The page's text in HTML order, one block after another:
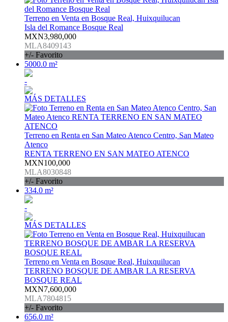
Terreno en Venta en Bosque Real, Huixquilucan
Isla del Romance Bosque Real
MXN3,980,000
MLA8409143
+/- Favorito
5000.0 m²
-
MÁS DETALLES
Terreno en Renta en San Mateo Atenco Centro, San Mateo
Atenco
RENTA TERRENO EN SAN MATEO ATENCO
MXN100,000
MLA8030848
+/- Favorito
334.0 m²
-
MÁS DETALLES
Terreno en Venta en Bosque Real, Huixquilucan
TERRENO BOSQUE DE AMBAR LA RESERVA
BOSQUE REAL
MXN7,600,000
MLA7804815
+/- Favorito
656.0 m²